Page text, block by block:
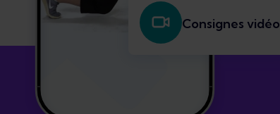
Consignes vidéo